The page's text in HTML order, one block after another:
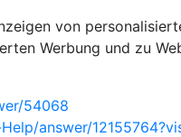
von
Werbung und zu
54068
answer/